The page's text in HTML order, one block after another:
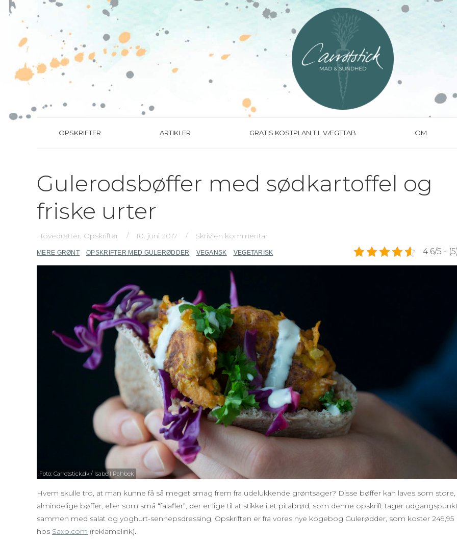
OPSKRIFTER ARTIKLER GRATIS KOSTPLAN TIL VÆGTTAB OM
Gulerodsbøffer med sødkartoffel og
friske urter
Hovedretter, Opskrifter 10. juni 2017 Skriv en kommentar
MERE GRØNT OPSKRIFTER MED GULERØDDER VEGANSK VEGETARISK 4.6/5 -
Foto: Carrotstick.dk / Isabell Rahbek
Hvem skulle tro, at man kunne få så meget smag frem fra udelukkende grøntsager? Disse bøffer kan laves som store,
almindelige bøffer, eller som små “falafler”, der er lige til at stikke i et pitabrød, som denne opskrift tager
sammen med salat og yoghurt-sennepsdressing. Opskriften er fra vores nye kogebog Gulerødder, som koster 249,95
hos Saxo.com (reklamelink).